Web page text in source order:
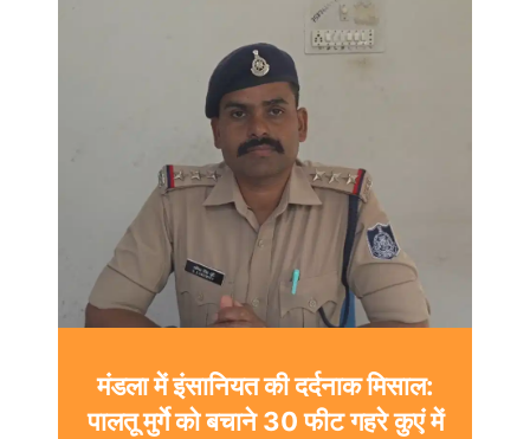
मंडला में इंसानियत की दर्दनाक मिसाल:
पालतू मुर्गे को बचाने 30 फीट गहरे कुएं में